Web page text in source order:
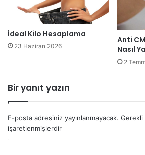
İdeal Kilo Hesaplama
23 Haziran 2026
Anti
Nasıl
2
Bir yanıt yazın
E-posta adresiniz yayınlanmayacak. Gerekli
işaretlenmişlerdir